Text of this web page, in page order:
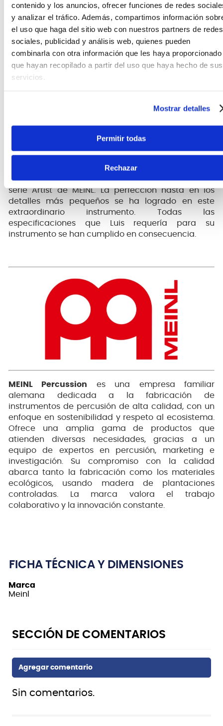
contenido y los anuncios, ofrecer funciones de redes
y analizar el tráfico. Además, compartimos información
el uso que haga del sitio web con nuestros partners de redes
sociales, publicidad y análisis web, quienes pueden
combinarla con otra información que les haya proporcionado
que hayan recopilado a partir del uso que haya hecho de sus
servicios.
Mostrar detalles
Permitir todas
Rechazar
Es con el mayor aprecio y el más profundo respeto
que honramos a nuestro amigo Luis y el trabajo de
su vida con sus Timbales Luis Conte Signature de la
serie Artist de MEINL. La perfección hasta en los
detalles más pequeños se ha logrado en este
extraordinario instrumento. Todas las
especificaciones que Luis requería para su
instrumento se han cumplido en consecuencia.
MEINL Percussion es una empresa familiar
alemana dedicada a la fabricación de
instrumentos de percusión de alta calidad, con un
enfoque en sostenibilidad y respeto al ecosistema.
Ofrece una amplia gama de productos que
atienden diversas necesidades, gracias a un
equipo de expertos en percusión, marketing e
investigación. Su compromiso con la calidad
abarca tanto la fabricación como los materiales
ecológicos, usando madera de plantaciones
controladas. La marca valora el trabajo
colaborativo y la innovación constante.
FICHA TÉCNICA Y DIMENSIONES
Marca
Meinl
Sin comentarios.